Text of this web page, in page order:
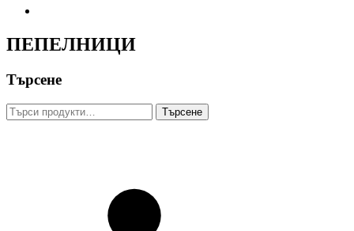
ПЕПЕЛНИЦИ
Търсене
Търсене
за:
Търсене